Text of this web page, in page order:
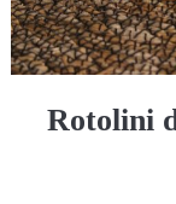
Rotolini